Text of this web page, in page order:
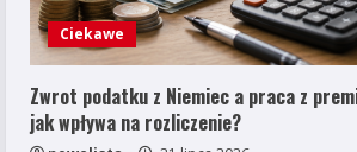
Ciekawe
Zwrot podatku z Niemiec a praca z
jak wpływa na rozliczenie?